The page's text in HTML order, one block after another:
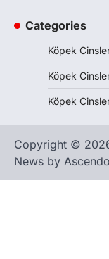
Categories
Köpek
Köpek
Köpek
Copyright ©
News by